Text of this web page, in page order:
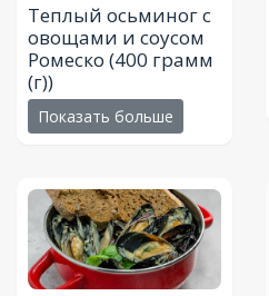
Теплый осьминог с
овощами и соусом
Ромеско (400 грамм
(г))
Показать больше